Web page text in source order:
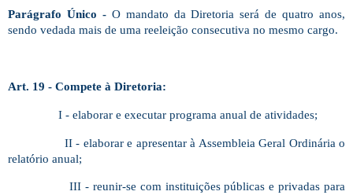
Parágrafo Único -O mandato da Diretoria será de quatro anos,
sendo vedada mais de uma reeleição consecutiva no mesmo cargo.
Art. 19 - Compete à Diretoria:
I - elaborar e executar programa anual de atividades;
II - elaborar e apresentar à Assembleia Geral Ordinária o
relatório anual;
III - reunir-se com instituições públicas e privadas para